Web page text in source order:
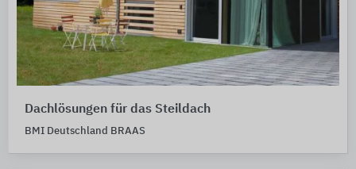
Dachlösungen für das Steildach
BMI Deutschland BRAAS